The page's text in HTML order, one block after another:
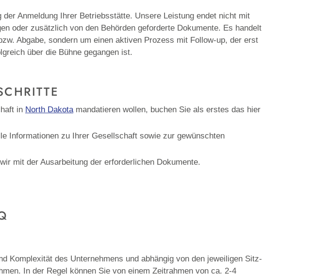
Anmeldung Ihrer Betriebsstätte. Unsere Leistung endet nicht mit
oder zusätzlich von den Behörden geforderte Dokumente. Es handelt
Abgabe, sondern um einen aktiven Prozess mit Follow-up, der erst
über die Bühne gegangen ist.
in North Dakotamandatieren wollen, buchen Sie als erstes das hier
Informationen zu Ihrer Gesellschaft sowie zur gewünschten
mit der Ausarbeitung der erforderlichen Dokumente.
des Unternehmens und abhängig von den jeweiligen Sitz-
In der Regel können Sie von einem Zeitrahmen von ca. 2-4